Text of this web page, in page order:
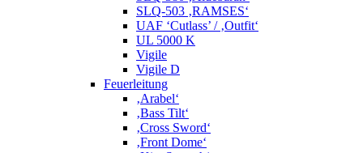
SLQ-503 ‚RAMSES‘
UAF ‘Cutlass’ / ‚Outfit‘
UL 5000 K
Vigile
Vigile D
Feuerleitung
‚Arabel‘
‚Bass Tilt‘
‚Cross Sword‘
‚Front Dome‘